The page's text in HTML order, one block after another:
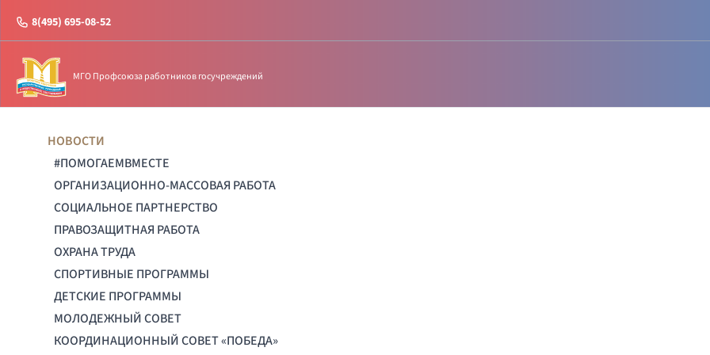
8(495) 695-08-52
МГО Профсоюза работников госучреждений
НОВОСТИ
#ПОМОГАЕМВМЕСТЕ
ОРГАНИЗАЦИОННО-МАССОВАЯ РАБОТА
СОЦИАЛЬНОЕ ПАРТНЕРСТВО
ПРАВОЗАЩИТНАЯ РАБОТА
ОХРАНА ТРУДА
СПОРТИВНЫЕ ПРОГРАММЫ
ДЕТСКИЕ ПРОГРАММЫ
МОЛОДЕЖНЫЙ СОВЕТ
КООРДИНАЦИОННЫЙ СОВЕТ «ПОБЕДА»